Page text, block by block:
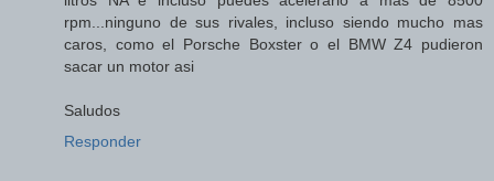
rpm...ninguno de sus rivales, incluso siendo mucho mas
caros, como el Porsche Boxster o el BMW Z4 pudieron
sacar un motor asi
Saludos
Responder